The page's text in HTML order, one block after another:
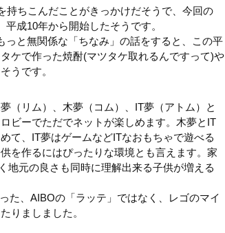
持ちこんだことがきっかけだそうで、今回の
成10年から開始したそうです。
と無関係な「ちなみ」の話をすると、この平
ケで作った焼酎(マツタケ取れるんですって)や
うです。
（リム）、木夢（コム）、IT夢（アトム）と
ビーでただでネットが楽しめます。木夢とIT
て、IT夢はゲームなどITなおもちゃで遊べる
を作るにはぴったりな環境とも言えます。家
地元の良さも同時に理解出来る子供が増える
た、AIBOの「ラッテ」ではなく、レゴのマイ
りましました。